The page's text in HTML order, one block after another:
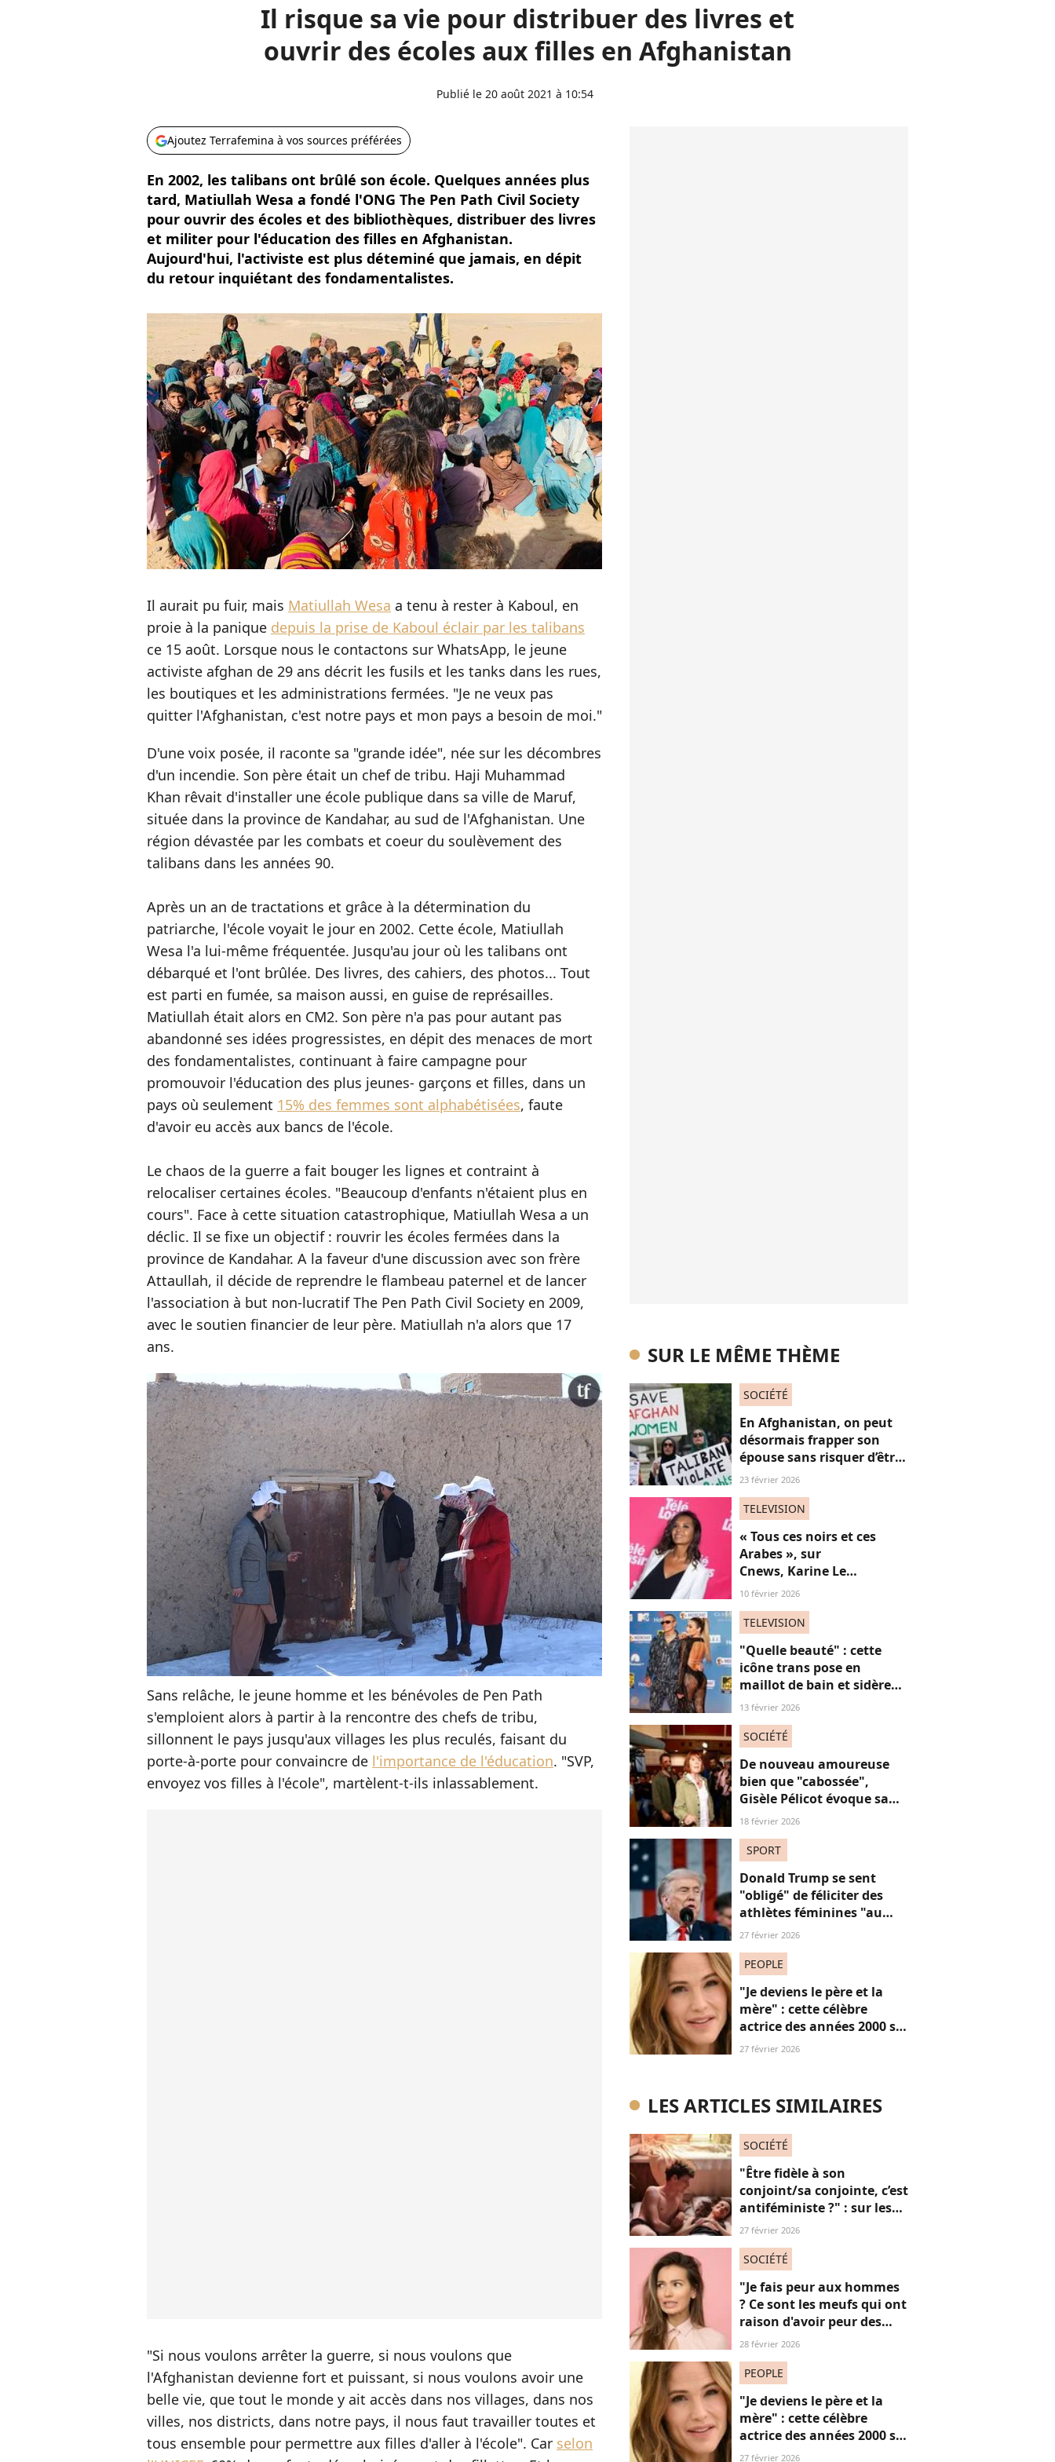
Il risque sa vie pour distribuer des livres et
ouvrir des écoles aux filles en Afghanistan
Publié le 20 août 2021 à 10:54
Ajoutez Terrafemina à vos sources préférées
En 2002, les talibans ont brûlé son école. Quelques années plus
tard, Matiullah Wesa a fondé l'ONG The Pen Path Civil Society
pour ouvrir des écoles et des bibliothèques, distribuer des livres
et militer pour l'éducation des filles en Afghanistan.
Aujourd'hui, l'activiste est plus déteminé que jamais, en dépit
du retour inquiétant des fondamentalistes.
Il aurait pu fuir, mais Matiullah Wesa a tenu à rester à Kaboul, en
proie à la panique depuis la prise de Kaboul éclair par les talibans
ce 15 août. Lorsque nous le contactons sur WhatsApp, le jeune
activiste afghan de 29 ans décrit les fusils et les tanks dans les rues,
les boutiques et les administrations fermées. "Je ne veux pas
quitter l'Afghanistan, c'est notre pays et mon pays a besoin de moi."
D'une voix posée, il raconte sa "grande idée", née sur les décombres
d'un incendie. Son père était un chef de tribu. Haji Muhammad
Khan rêvait d'installer une école publique dans sa ville de Maruf,
située dans la province de Kandahar, au sud de l'Afghanistan. Une
région dévastée par les combats et coeur du soulèvement des
talibans dans les années 90.
Après un an de tractations et grâce à la détermination du
patriarche, l'école voyait le jour en 2002. Cette école, Matiullah
Wesa l'a lui-même fréquentée. Jusqu'au jour où les talibans ont
débarqué et l'ont brûlée. Des livres, des cahiers, des photos... Tout
est parti en fumée, sa maison aussi, en guise de représailles.
Matiullah était alors en CM2. Son père n'a pas pour autant pas
abandonné ses idées progressistes, en dépit des menaces de mort
des fondamentalistes, continuant à faire campagne pour
promouvoir l'éducation des plus jeunes- garçons et filles, dans un
pays où seulement 15% des femmes sont alphabétisées, faute
d'avoir eu accès aux bancs de l'école.
Le chaos de la guerre a fait bouger les lignes et contraint à
relocaliser certaines écoles. "Beaucoup d'enfants n'étaient plus en
cours". Face à cette situation catastrophique, Matiullah Wesa a un
déclic. Il se fixe un objectif : rouvrir les écoles fermées dans la
province de Kandahar. A la faveur d'une discussion avec son frère
Attaullah, il décide de reprendre le flambeau paternel et de lancer
l'association à but non-lucratif The Pen Path Civil Society en 2009,
avec le soutien financier de leur père. Matiullah n'a alors que 17
ans.
Sans relâche, le jeune homme et les bénévoles de Pen Path
s'emploient alors à partir à la rencontre des chefs de tribu,
sillonnent le pays jusqu'aux villages les plus reculés, faisant du
porte-à-porte pour convaincre de l'importance de l'éducation. "SVP,
envoyez vos filles à l'école", martèlent-t-ils inlassablement.
"Si nous voulons arrêter la guerre, si nous voulons que
l'Afghanistan devienne fort et puissant, si nous voulons avoir une
belle vie, que tout le monde y ait accès dans nos villages, dans nos
villes, nos districts, dans notre pays, il nous faut travailler toutes et
tous ensemble pour permettre aux filles d'aller à l'école". Car selon
SUR LE MÊME THÈME
SOCIÉTÉ
En Afghanistan, on peut
désormais frapper son
épouse sans risquer d’être
poursuivi : mais pourquoi
23 février 2026
TELEVISION
« Tous ces noirs et ces
Arabes », sur
Cnews, Karine Le
Marchand livre une
souffle fort)
10 février 2026
TELEVISION
"Quelle beauté" : cette
icône trans pose en
maillot de bain et sidère
ses fans, une ode intime
13 février 2026
SOCIÉTÉ
De nouveau amoureuse
bien que "cabossée",
Gisèle Pélicot évoque sa
nouvelle vie avec
18 février 2026
SPORT
Donald Trump se sent
"obligé" de féliciter des
athlètes féminines "au
risque d'être destitué"
27 février 2026
PEOPLE
"Je deviens le père et la
mère" : cette célèbre
actrice des années 2000 se
confie sur sa vie de parent
27 février 2026
LES ARTICLES SIMILAIRES
SOCIÉTÉ
"Être fidèle à son
conjoint/sa conjointe, c’est
antiféministe ?" : sur les
réseaux sociaux, cette
27 février 2026
SOCIÉTÉ
"Je fais peur aux hommes
? Ce sont les meufs qui ont
raison d'avoir peur des
hommes !" : cette prise de
beaucoup réagir
28 février 2026
PEOPLE
"Je deviens le père et la
mère" : cette célèbre
actrice des années 2000 se
confie sur sa vie de parent
27 février 2026